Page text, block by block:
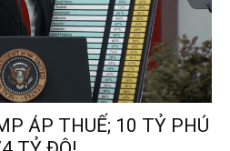
ÁP THUẾ; 10 TỶ PHÚ